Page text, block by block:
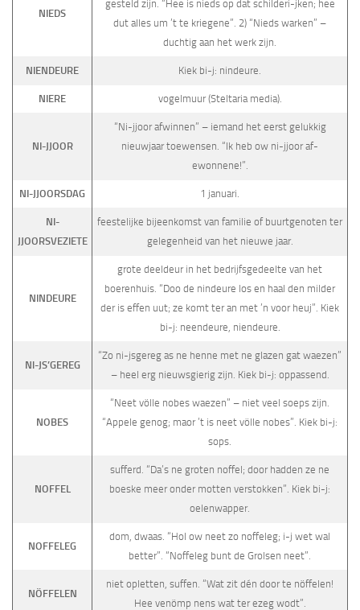
NIEDS
gesteld zijn. “Hee is nieds op dat schilderi-jken; hee
dut alles um ’t te kriegene”. 2) “Nieds warken” –
duchtig aan het werk zijn.
NIENDEURE Kiek bi-j: nindeure.
NIERE vogelmuur (Steltaria media).
NI-JJOOR
“Ni-jjoor afwinnen” – iemand het eerst gelukkig
nieuwjaar toewensen. “Ik heb ow ni-jjoor af-
ewonnene!”.
NI-JJOORSDAG 1 januari.
NI-
JJOORSVEZIETE
feestelijke bijeenkomst van familie of buurtgenoten ter
gelegenheid van het nieuwe jaar.
NINDEURE
grote deeldeur in het bedrijfsgedeelte van het
boerenhuis. “Doo de nindeure los en haal den milder
der is effen uut; ze komt ter an met ’n voor heuj”. Kiek
bi-j: neendeure, niendeure.
Nl-JS’GEREG
“Zo ni-jsgereg as ne henne met ne glazen gat waezen”
– heel erg nieuwsgierig zijn. Kiek bi-j: oppassend.
NOBES
“Neet völle nobes waezen” – niet veel soeps zijn.
“Appele genog; maor ’t is neet völle nobes”. Kiek bi-j:
sops.
NOFFEL
sufferd. “Da’s ne groten noffel; door hadden ze ne
boeske meer onder motten verstokken”. Kiek bi-j:
oelenwapper.
NOFFELEG
dom, dwaas. “Hol ow neet zo noffeleg; i-j wet wal
better”. “Noffeleg bunt de Grolsen neet”.
NÖFFELEN
niet opletten, suffen. “Wat zit dén door te nöffelen!
Hee venömp nens wat ter ezeg wodt”.